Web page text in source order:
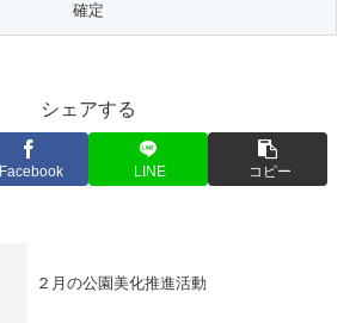
シェアする
Facebook LINE コピー
２月の公園美化推進活動